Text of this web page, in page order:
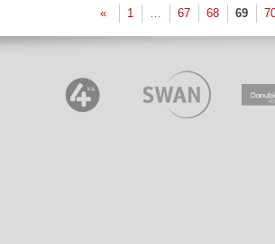
« 1 … 67 68 69